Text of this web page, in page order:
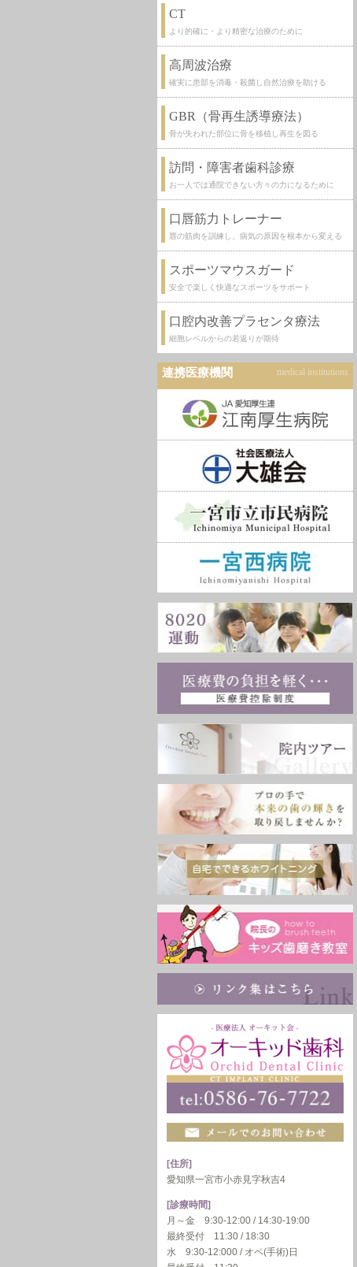
CT
より的確に・より精密な治療のために
高周波治療
確実に患部を消毒・殺菌し自然治療を助ける
GBR（骨再生誘導療法）
骨が失われた部位に骨を移植し再生を図る
訪問・障害者歯科診療
お一人では通院できない方々の力になるために
口唇筋力トレーナー
唇の筋肉を訓練し、病気の原因を根本から変える
スポーツマウスガード
安全で楽しく快適なスポーツをサポート
口腔内改善プラセンタ療法
細胞レベルからの若返りが期待
連携医療機関 medical institutions
[住所]
愛知県一宮市小赤見字秋吉4
[診療時間]
月～金 9:30-12:00 / 14:30-19:00
最終受付 11:30 / 18:30
水 9:30-12:000 / オペ(手術)日